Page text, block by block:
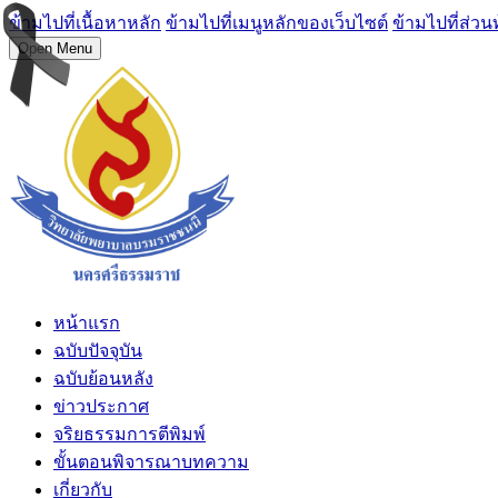
ข้ามไปที่เนื้อหาหลัก ข้ามไปที่เมนูหลักของเว็บไซต์ ข้ามไปที่ส่วน
Open Menu
หน้าแรก
ฉบับปัจจุบัน
ฉบับย้อนหลัง
ข่าวประกาศ
จริยธรรมการตีพิมพ์
ขั้นตอนพิจารณาบทความ
เกี่ยวกับ